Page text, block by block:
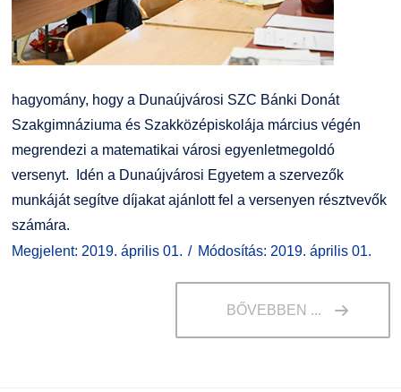
hagyomány, hogy a Dunaújvárosi SZC Bánki Donát
Szakgimnáziuma és Szakközépiskolája március végén
megrendezi a matematikai városi egyenletmegoldó
versenyt. Idén a Dunaújvárosi Egyetem a szervezők
munkáját segítve díjakat ajánlott fel a versenyen résztvevők
számára.
Megjelent: 2019. április 01.
Módosítás: 2019. április 01.
BŐVEBBEN ...